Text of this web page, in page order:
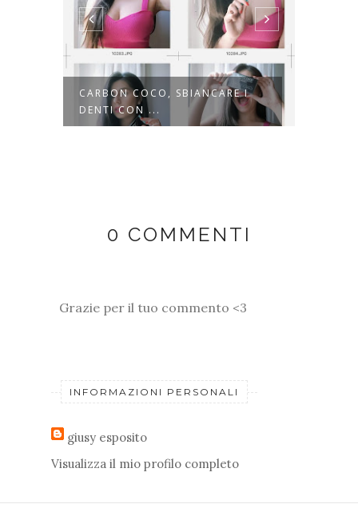
CARBON COCO, SBIANCARE I
DENTI CON ...
0 COMMENTI
Grazie per il tuo commento <3
INFORMAZIONI PERSONALI
giusy esposito
Visualizza il mio profilo completo